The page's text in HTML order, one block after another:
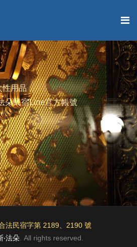
性用品
朵民宿Line官方帳號
法民宿字第 2189、2190 號
‧法朵 . All rights reserved.